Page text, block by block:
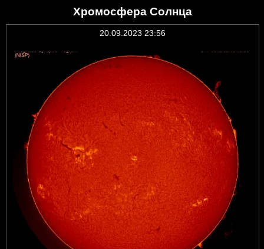
Хромосфера Солнца
20.09.2023 23:56